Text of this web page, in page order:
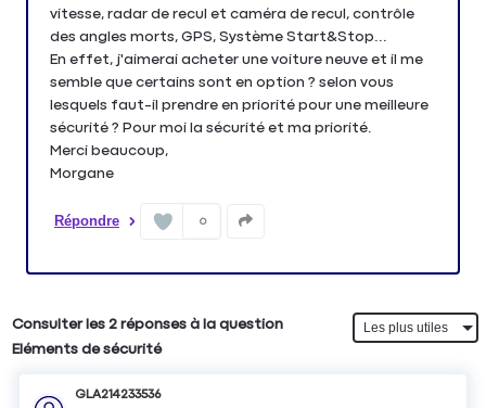
vitesse, radar de recul et caméra de recul, contrôle
des angles morts, GPS, Système Start&Stop...
En effet, j'aimerai acheter une voiture neuve et il me
semble que certains sont en option ? selon vous
lesquels faut-il prendre en priorité pour une meilleure
sécurité ? Pour moi la sécurité et ma priorité.
Merci beaucoup,
Morgane
Répondre 0
Consulter les 2 réponses à la question
Eléments de sécurité
GLA214233536